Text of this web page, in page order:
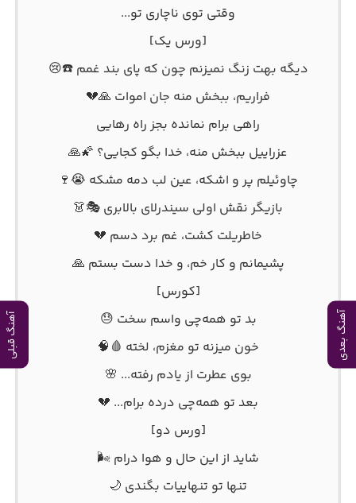
آهنگ بعدی آهنگ قبلی
وقتی توی ناچاری تو...
[ورس یک]
دیگه بهت زنگ نمیزنم چون که پای بند غمم ☎️😢
فراریم، ببخش منه جان اموات 🙏💔
راهی برام نمانده بجز راه رهایی
عزراییل ببخش منه، خدا بگو کجایی؟ 🌠🙏
چاوئیلم پر و اشکه، عین لب دمه مشکه 😭🍷
بازیگر نقش اولی سیندرلای بالابری 🎭👗
خاطریلت کشت، غم برد دسم 💔
پشیمانم و کار خم، و خدا دست بستم 🙏
[کورس]
بد تو همه‌چی واسم سخت 😓
خون میزنه تو مغزم، لخته 🩸🧠
بوی عطرت از یادم رفته... 🌸
بعد تو همه‌چی درده برام... 💔
[ورس دو]
شاید از این حال و هوا درام 🌬️
تنها تو تنهاییات بگندی 🌙